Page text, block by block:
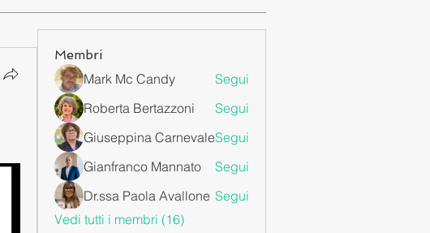
Membri
Mark Mc Candy
Segui
Roberta Bertazzoni
Segui
Giuseppina CarnevaleSegui
Gianfranco Mannato
Segui
Dr.ssa Paola Avallone Segui
Vedi tutti i membri (16)